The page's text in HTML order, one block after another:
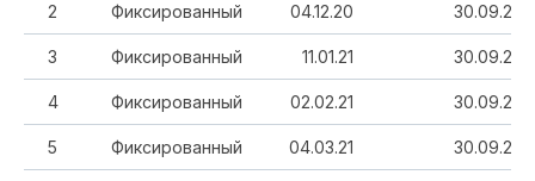
2 Фиксированный 04.12.20 30.09.20
3 Фиксированный 11.01.21 30.09.20
4 Фиксированный 02.02.21 30.09.20
5 Фиксированный 04.03.21 30.09.20